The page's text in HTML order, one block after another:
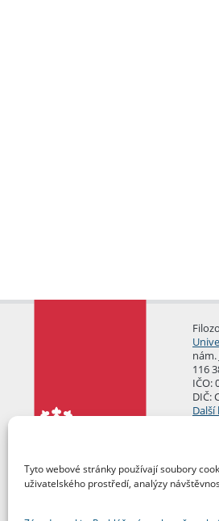
Tyto webové stránky používají soubory
uživatelského prostředí, analýzy
nám.
116
IČO:
DIČ: